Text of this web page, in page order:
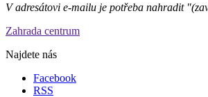
V adresátovi e-mailu je potřeba nahradit
Zahrada centrum
Najdete nás
Facebook
RSS